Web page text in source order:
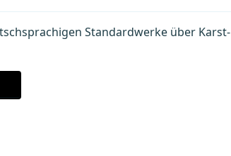
Standardwerke über Karst-